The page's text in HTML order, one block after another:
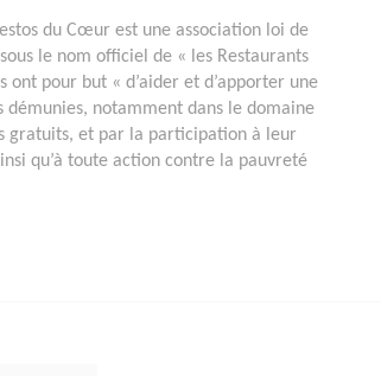
du Cœur est une association loi de
le nom officiel de « les Restaurants
pour but « d’aider et d’apporter une
démunies, notamment dans le domaine
gratuits, et par la participation à leur
qu’à toute action contre la pauvreté